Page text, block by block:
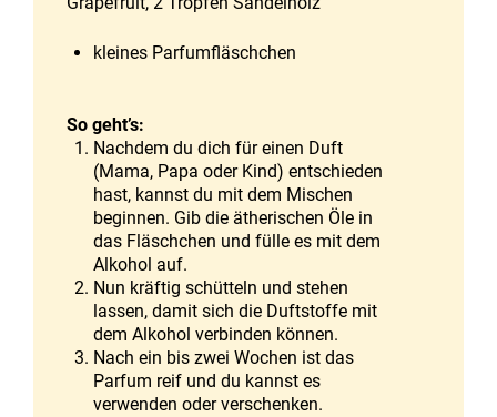
kleines Parfumfläschchen
So geht’s:
Nachdem du dich für einen Duft
(Mama, Papa oder Kind) entschieden
hast, kannst du mit dem Mischen
beginnen. Gib die ätherischen Öle in
das Fläschchen und fülle es mit dem
Alkohol auf.
Nun kräftig schütteln und stehen
lassen, damit sich die Duftstoffe mit
dem Alkohol verbinden können.
Nach ein bis zwei Wochen ist das
Parfum reif und du kannst es
verwenden oder verschenken.